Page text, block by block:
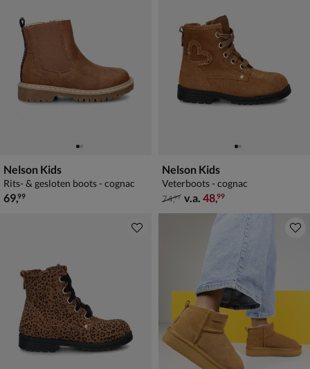
Nelson Kids
Rits- & gesloten boots - cognac
€ 69,99
69,99
Nelson Kids
Veterboots - cognac
van € 74,99 vanaf € 48,99
74,99 v.a. 48,99